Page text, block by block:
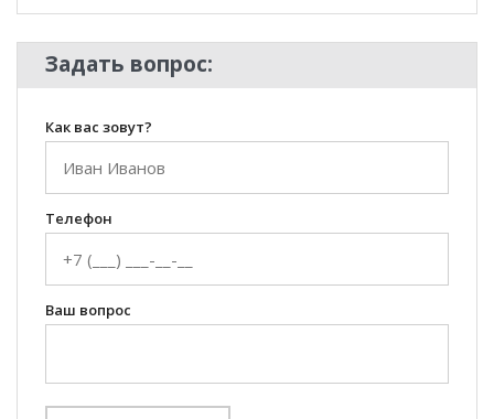
Задать вопрос:
Как вас зовут?
Телефон
Ваш вопрос